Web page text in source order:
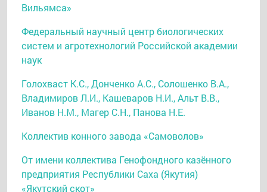
Вильямса»
Федеральный научный центр биологических
систем и агротехнологий Российской академии
наук
Голохваст К.С., Донченко А.С., Солошенко В.А.,
Владимиров Л.И., Кашеваров Н.И., Альт В.В.,
Иванов Н.М., Магер С.Н., Панова Н.Е.
Коллектив конного завода «Самоволов»
От имени коллектива Генофондного казённого
предприятия Республики Саха (Якутия)
«Якутский скот»